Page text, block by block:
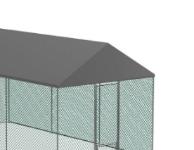
lapin, l'oiseau, etc.